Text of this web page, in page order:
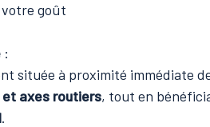
goût
:
située à proximité immédiate
axes routiers, tout en
.